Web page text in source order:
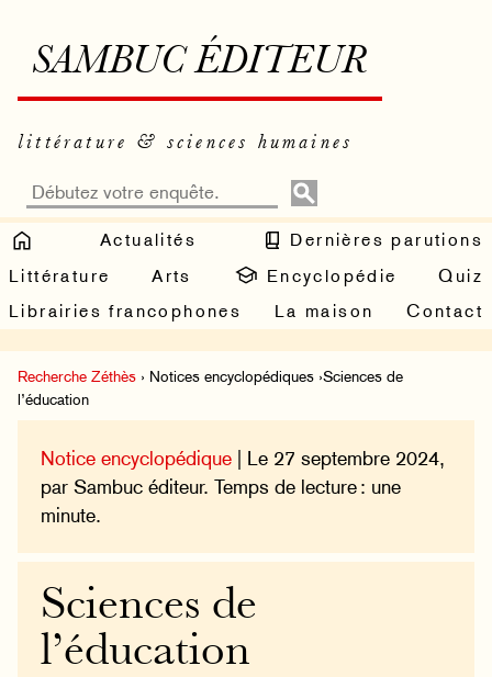
SAMBUC ÉDITEUR
littérature & sciences humaines
Actualités
Dernières parutions
Littérature
Arts Encyclopédie
Quiz
Librairies francophones
La maison Contact
Recherche Zéthès › Notices encyclopédiques ›Sciences de
l’éducation
Notice encyclopédique | Le 27 septembre 2024,
par Sambuc éditeur. Temps de lecture : une
minute.
Sciences de
l’éducation